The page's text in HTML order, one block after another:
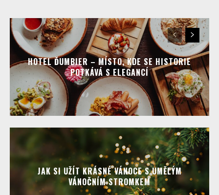
HOTEL ĎUMBIER – MÍSTO, KDE SE HISTORIE
POTKÁVÁ S ELEGANCÍ
JAK SI UŽÍT KRÁSNÉ VÁNOCE S UMĚLÝM
VÁNOČNÍM STROMKEM